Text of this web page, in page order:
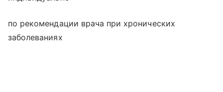
по рекомендации врача при хронических
заболеваниях